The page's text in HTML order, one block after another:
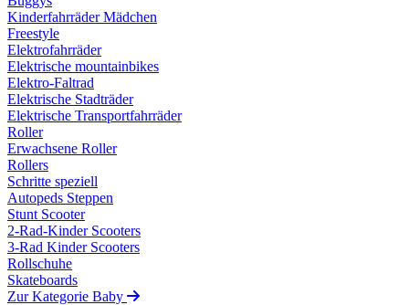
Kinderfahrräder Mädchen
Freestyle
Elektrofahrräder
Elektrische mountainbikes
Elektro-Faltrad
Elektrische Stadträder
Elektrische Transportfahrräder
Roller
Erwachsene Roller
Rollers
Schritte speziell
Autopeds Steppen
Stunt Scooter
2-Rad-Kinder Scooters
3-Rad Kinder Scooters
Rollschuhe
Skateboards
Zur Kategorie Baby